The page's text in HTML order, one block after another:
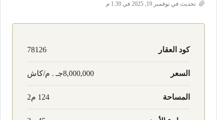
تحديث في نوفمبر 19, 2025 في 1:39 م
كود العقار 78126
السعر 8,000,000جـ . م/كاش
المساحة 124 م2